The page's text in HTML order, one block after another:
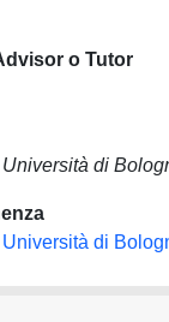
o Tutor
di
di